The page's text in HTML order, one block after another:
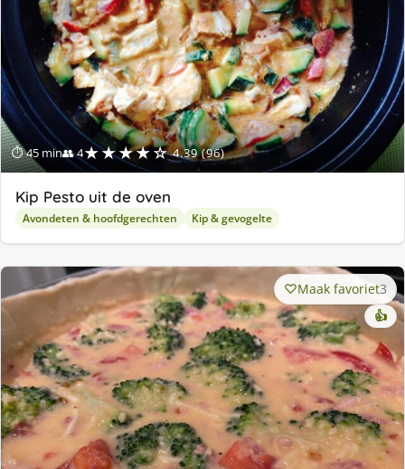
⏱ 45 min👥 4★★★★☆ 4.39 (96)
Kip Pesto uit de oven
Avondeten & hoofdgerechten Kip & gevogelte
Maak favoriet3
👍